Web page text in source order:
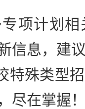
计划相
信息，建
特殊类型
尽在掌握